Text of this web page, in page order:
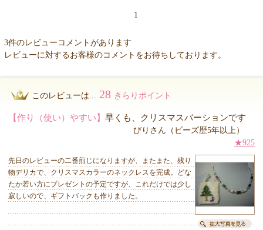
1
3件のレビューコメントがあります
レビューに対するお客様のコメントをお待ちしております。
このレビューは... 28 きらりポイント
【作り（使い）やすい】 早くも、クリスマスバーションです
びりさん（ビーズ歴5年以上）
★925
先日のレビューの二番煎じになりますが、またまた、残り
物デリカで、クリスマスカラーのネックレスを完成。どな
たか若い方にプレゼントの予定ですが、これだけでは少し
寂しいので、ギフトバックも作りました。